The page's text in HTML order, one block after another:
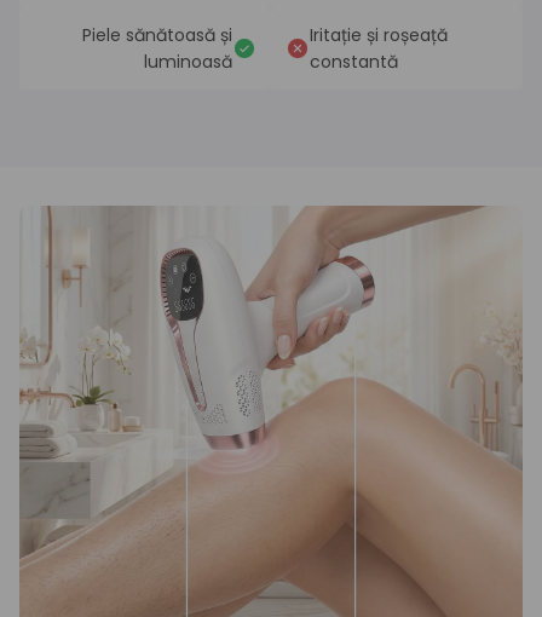
Piele sănătoasă și
luminoasă
Iritație și roșeață
constantă